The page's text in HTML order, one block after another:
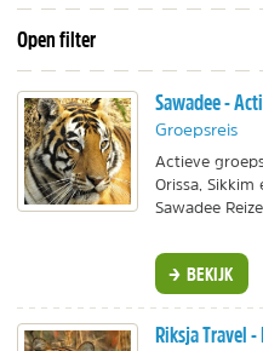
Open filter
Sawadee -
Groepsreis
Actieve
Orissa,
Sawadee
BEKIJK
Riksja Travel